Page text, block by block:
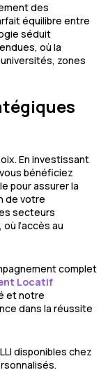
des
équilibre entre
séduit
où la
zones
En investissant
bénéficiez
pour assurer la
de votre
secteurs
l’accès au
complet
Locatif
et notre
dans la réussite
disponibles chez